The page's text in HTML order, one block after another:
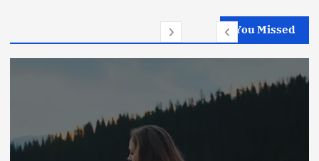
You Missed